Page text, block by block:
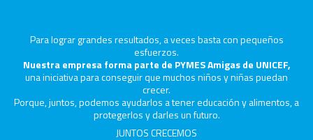
Para lograr grandes resultados, a veces basta con pequeños
esfuerzos.
Nuestra empresa forma parte de PYMES Amigas de UNICEF,
una iniciativa para conseguir que muchos niños y niñas puedan
crecer.
Porque, juntos, podemos ayudarlos a tener educación y alimentos, a
protegerlos y darles un futuro.
JUNTOS CRECEMOS